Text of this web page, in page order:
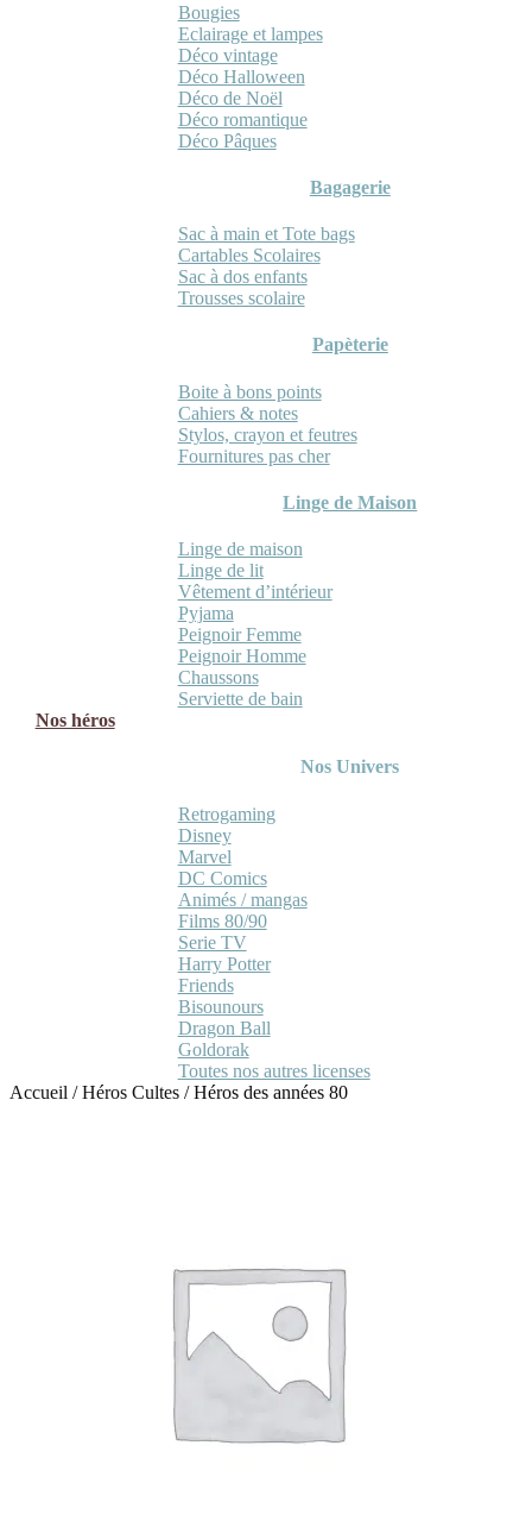
Bougies
Eclairage et lampes
Déco vintage
Déco Halloween
Déco de Noël
Déco romantique
Déco Pâques
Bagagerie
Sac à main et Tote bags
Cartables Scolaires
Sac à dos enfants
Trousses scolaire
Papèterie
Boite à bons points
Cahiers & notes
Stylos, crayon et feutres
Fournitures pas cher
Linge de Maison
Linge de maison
Linge de lit
Vêtement d’intérieur
Pyjama
Peignoir Femme
Peignoir Homme
Chaussons
Serviette de bain
Nos héros
Nos Univers
Retrogaming
Disney
Marvel
DC Comics
Animés / mangas
Films 80/90
Serie TV
Harry Potter
Friends
Bisounours
Dragon Ball
Goldorak
Toutes nos autres licenses
Accueil /Héros Cultes /Héros des années 80